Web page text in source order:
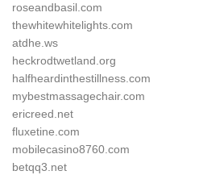
roseandbasil.com
thewhitewhitelights.com
atdhe.ws
heckrodtwetland.org
halfheardinthestillness.com
mybestmassagechair.com
ericreed.net
fluxetine.com
mobilecasino8760.com
betqq3.net